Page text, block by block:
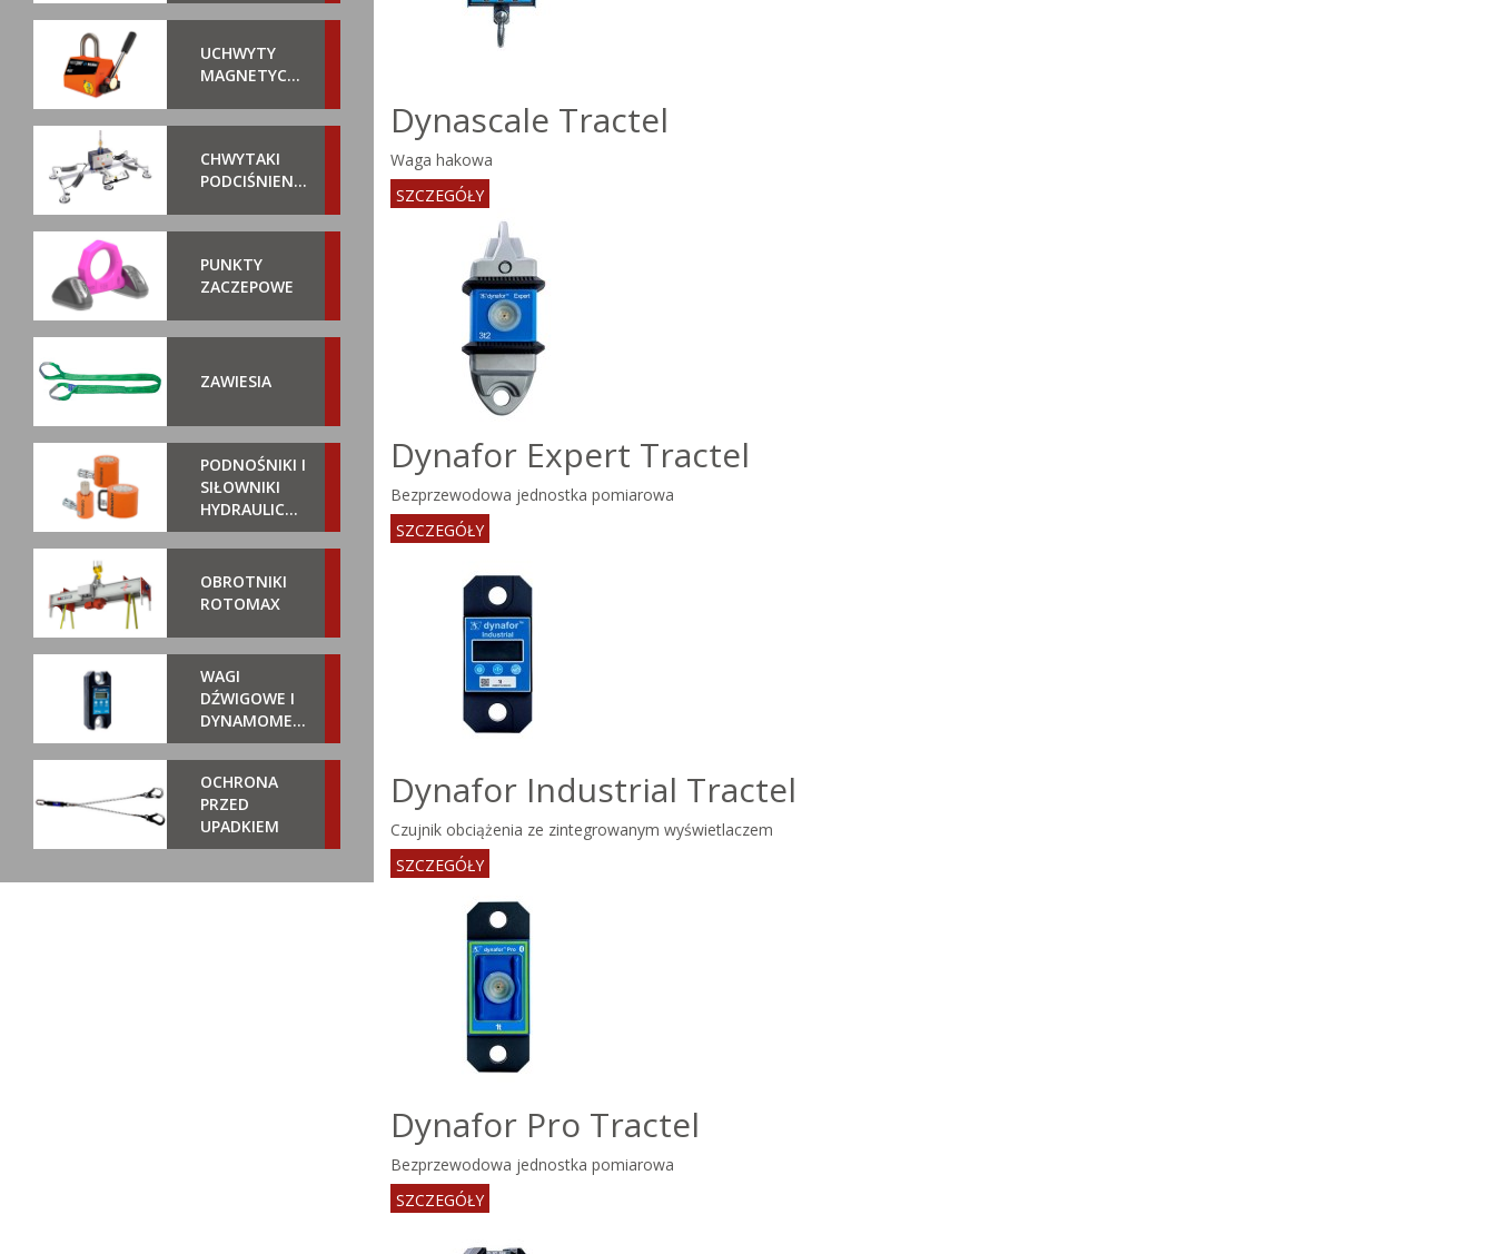
UCHWYTY
MAGNETYCZNE
CHWYTAKI
PODCIŚNIENIOWE
PUNKTY
ZACZEPOWE
ZAWIESIA
PODNOŚNIKI I
SIŁOWNIKI
HYDRAULICZNE
OBROTNIKI
ROTOMAX
WAGI
DŹWIGOWE I
DYNAMOMETRY
OCHRONA
PRZED
UPADKIEM
Dynascale Tractel
Waga hakowa
SZCZEGÓŁY
Dynafor Expert Tractel
Bezprzewodowa jednostka pomiarowa
SZCZEGÓŁY
Dynafor Industrial Tractel
Czujnik obciążenia ze zintegrowanym wyświetlaczem
SZCZEGÓŁY
Dynafor Pro Tractel
Bezprzewodowa jednostka pomiarowa
SZCZEGÓŁY